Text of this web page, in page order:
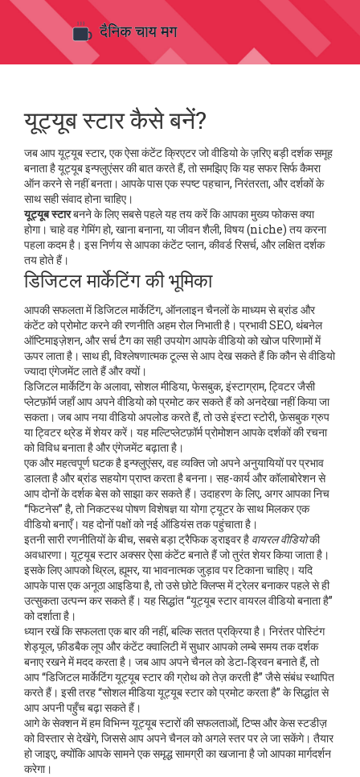
यूट्यूब स्टार कैसे बनें?
जब आपयूट्यूब स्टार, एक ऐसा कंटेंट क्रिएटर जो वीडियो के ज़रिए बड़ी दर्शक समूह
बनाता हैयूट्यूब इन्फ्लुएंसरकी बात करते हैं, तो समझिए कि यह सफर सिर्फ कैमरा
ऑन करने से नहीं बनता। आपके पास एक स्पष्ट पहचान, निरंतरता, और दर्शकों के
साथ सही संवाद होना चाहिए।
यूट्यूब स्टारबनने के लिए सबसे पहले यह तय करें कि आपका मुख्य फोकस क्या
होगा। चाहे वह गेमिंग हो, खाना बनाना, या जीवन शैली, विषय (niche) तय करना
पहला कदम है। इस निर्णय से आपका कंटेंट प्लान, कीवर्ड रिसर्च, और लक्षित दर्शक
तय होते हैं।
डिजिटल मार्केटिंग की भूमिका
आपकी सफलता मेंडिजिटल मार्केटिंग, ऑनलाइन चैनलों के माध्यम से ब्रांड और
कंटेंट को प्रोमोट करने की रणनीतिअहम रोल निभाती है। प्रभावी SEO, थंबनेल
ऑप्टिमाइज़ेशन, और सर्च टैग का सही उपयोग आपके वीडियो को खोज परिणामों में
ऊपर लाता है। साथ ही, विश्लेषणात्मक टूल्स से आप देख सकते हैं कि कौन से वीडियो
ज्यादा एंगेजमेंट लाते हैं और क्यों।
डिजिटल मार्केटिंग के अलावा, सोशल मीडिया, फेसबुक, इंस्टाग्राम, ट्विटर जैसी
प्लेटफ़ॉर्म जहाँ आप अपने वीडियो को प्रमोट कर सकते हैंको अनदेखा नहीं किया जा
सकता। जब आप नया वीडियो अपलोड करते हैं, तो उसे इंस्टा स्टोरी, फ़ेसबुक ग्रुप
या ट्विटर थ्रेड में शेयर करें। यह मल्टिप्लेटफ़ॉर्म प्रोमोशन आपके दर्शकों की रचना
को विविध बनाता है और एंगेजमेंट बढ़ाता है।
एक और महत्वपूर्ण घटक हैइन्फ्लुएंसर, वह व्यक्ति जो अपने अनुयायियों पर प्रभाव
डालता है और ब्रांड सहयोग प्राप्त करता हैबनना। सह-कार्य और कॉलाबोरेशन से
आप दोनों के दर्शक बेस को साझा कर सकते हैं। उदाहरण के लिए, अगर आपका निच
“फिटनेस” है, तो निकटस्थ पोषण विशेषज्ञ या योगा ट्यूटर के साथ मिलकर एक
वीडियो बनाएँ। यह दोनों पक्षों को नई ऑडियंस तक पहुंचाता है।
इतनी सारी रणनीतियों के बीच, सबसे बड़ा ट्रैफिक ड्राइवर है वायरल वीडियोकी
अवधारणा। यूट्यूब स्टार अक्सर ऐसा कंटेंट बनाते हैं जो तुरंत शेयर किया जाता है।
इसके लिए आपको थ्रिल, ह्यूमर, या भावनात्मक जुड़ाव पर टिकाना चाहिए। यदि
आपके पास एक अनूठा आइडिया है, तो उसे छोटे क्लिप्स में ट्रेलर बनाकर पहले से ही
उत्सुकता उत्पन्न कर सकते हैं। यह सिद्धांत “यूट्यूब स्टार वायरल वीडियो बनाता है”
को दर्शाता है।
ध्यान रखें कि सफलता एक बार की नहीं, बल्कि सतत प्रक्रिया है। निरंतर पोस्टिंग
शेड्यूल, फ़ीडबैक लूप और कंटेंट क्वालिटी में सुधार आपको लम्बे समय तक दर्शक
बनाए रखने में मदद करता है। जब आप अपने चैनल को डेटा‑ड्रिवन बनाते हैं, तो
आप “डिजिटल मार्केटिंग यूट्यूब स्टार की ग्रोथ को तेज़ करती है” जैसे संबंध स्थापित
करते हैं। इसी तरह “सोशल मीडिया यूट्यूब स्टार को प्रमोट करता है” के सिद्धांत से
आप अपनी पहुँच बढ़ा सकते हैं।
आगे के सेक्शन में हम विभिन्न यूट्यूब स्टारों की सफलताओं, टिप्स और केस स्टडीज़
को विस्तार से देखेंगे, जिससे आप अपने चैनल को अगले स्तर पर ले जा सकेंगे। तैयार
हो जाइए, क्योंकि आपके सामने एक समृद्ध सामग्री का खजाना है जो आपका मार्गदर्शन
करेगा।